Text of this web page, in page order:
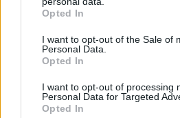
grant or deny consent to Google
use your data for below specified
consent section.
Opted In
I want to opt-out of the Sale of
Personal Data.
Opted In
I want to opt-out of processing
Personal Data for Targeted
Opted In